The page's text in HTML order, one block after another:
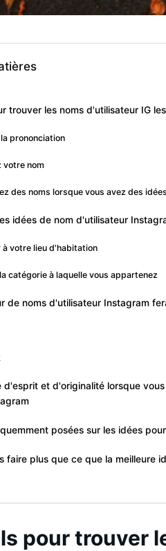
trouver les noms d'utilisateur IG
prononciation
votre nom
des noms lorsque vous avez des idées
idées de nom d'utilisateur
à votre lieu d'habitation
catégorie à laquelle vous appartenez
de noms d'utilisateur Instagram
d'esprit et d'originalité lorsque
posées sur les idées
faire plus que ce que la meilleure
pour trouver